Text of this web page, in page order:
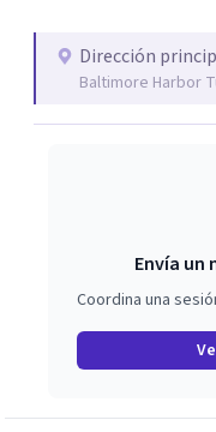
Dirección
Baltimore Harbor
Envía un
Coordina una